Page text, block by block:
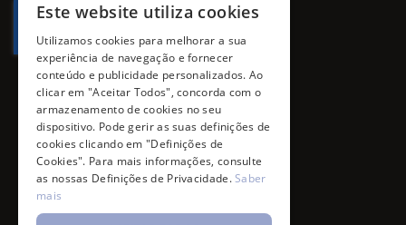
Este website utiliza cookies
Utilizamos cookies para melhorar a sua
experiência de navegação e fornecer
conteúdo e publicidade personalizados. Ao
clicar em "Aceitar Todos", concorda com o
armazenamento de cookies no seu
dispositivo. Pode gerir as suas definições de
cookies clicando em "Definições de
Cookies". Para mais informações, consulte
as nossas Definições de Privacidade.Saber
mais